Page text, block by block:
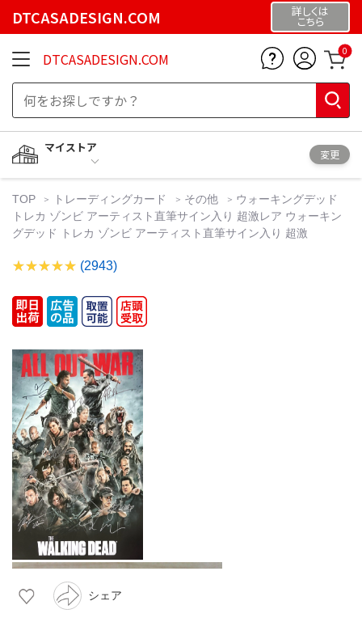
DTCASADESIGN.COM 詳しくは
こちら
DTCASADESIGN.COM 0
マイストア
変更
TOP トレーディングカード その他
ウォーキングデッド
トレカ ゾンビ アーティスト直筆サイン入り 超激レア ウォーキン
グデッド トレカ ゾンビ アーティスト直筆サイン入り 超激
(2943)
シェア